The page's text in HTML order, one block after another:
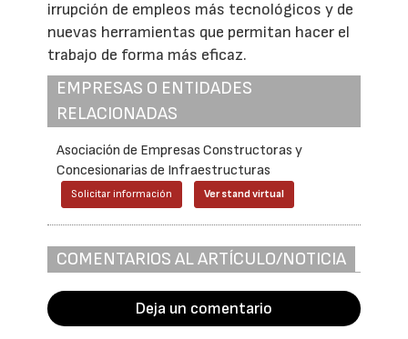
irrupción de empleos más tecnológicos y de
nuevas herramientas que permitan hacer el
trabajo de forma más eficaz.
EMPRESAS O ENTIDADES
RELACIONADAS
Asociación de Empresas Constructoras y
Concesionarias de Infraestructuras
Solicitar información Ver stand virtual
COMENTARIOS AL ARTÍCULO/NOTICIA
Deja un comentario